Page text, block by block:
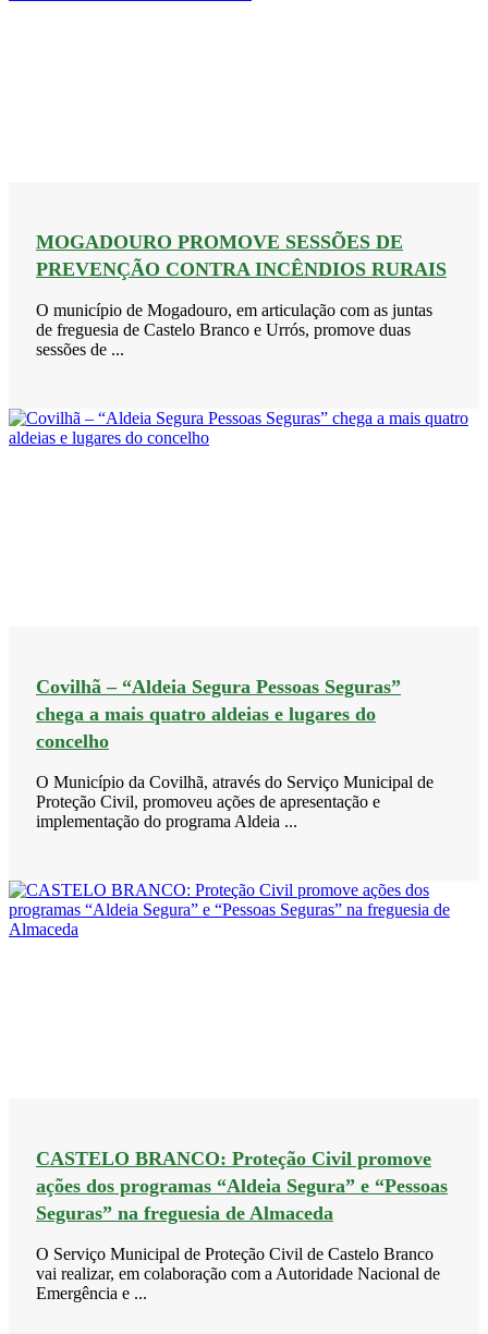
MOGADOURO PROMOVE SESSÕES DE
PREVENÇÃO CONTRA INCÊNDIOS RURAIS
O município de Mogadouro, em articulação com as juntas
de freguesia de Castelo Branco e Urrós, promove duas
sessões de ...
Covilhã – “Aldeia Segura Pessoas Seguras”
chega a mais quatro aldeias e lugares do
concelho
O Município da Covilhã, através do Serviço Municipal de
Proteção Civil, promoveu ações de apresentação e
implementação do programa Aldeia ...
CASTELO BRANCO: Proteção Civil promove
ações dos programas “Aldeia Segura” e “Pessoas
Seguras” na freguesia de Almaceda
O Serviço Municipal de Proteção Civil de Castelo Branco
vai realizar, em colaboração com a Autoridade Nacional de
Emergência e ...